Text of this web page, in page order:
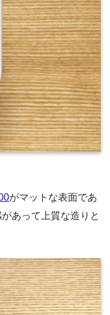
がマットな表面であ
あって上質な造りと